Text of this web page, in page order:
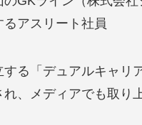
アスリート社員
る「デュアルキャリ
れ、メディアでも取り